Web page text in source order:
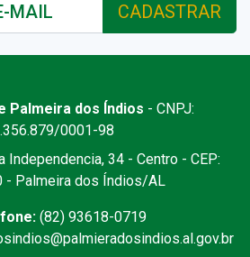
CADASTRAR
Palmeira dos Índios - CNPJ:
0001-98
Independencia, 34 - Centro - CEP:
- Palmeira dos Índios/AL
(82) 93618-0719